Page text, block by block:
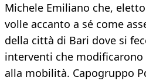
Michele Emiliano che,
volle accanto a sé come
della città di Bari dove si
interventi che
alla mobilità. Capogruppo